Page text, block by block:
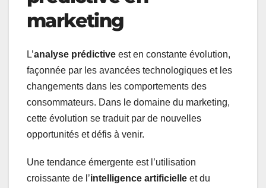
marketing
L’analyse prédictive est en constante évolution,
façonnée par les avancées technologiques et les
changements dans les comportements des
consommateurs. Dans le domaine du marketing,
cette évolution se traduit par de nouvelles
opportunités et défis à venir.
Une tendance émergente est l’utilisation
croissante de l’intelligence artificielle et du